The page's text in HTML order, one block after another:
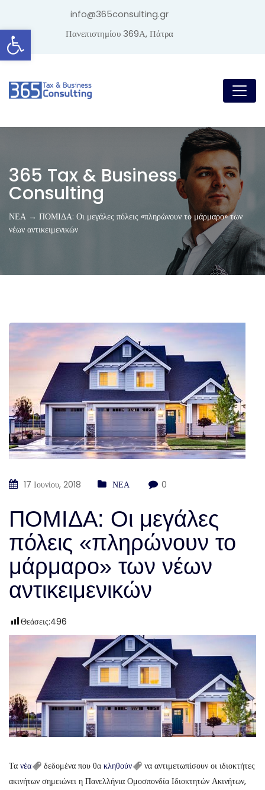
Ανοίξτε τη γραμμή εργαλείων
info@365consulting.gr
Πανεπιστημίου 369Α, Πάτρα
365 Tax & Business
Consulting
ΝΕΑ → ΠΟΜΙΔΑ: Οι μεγάλες πόλεις «πληρώνουν το μάρμαρο» των
νέων αντικειμενικών
17 Ιουνίου, 2018 ΝΕΑ 0
ΠΟΜΙΔΑ: Οι μεγάλες
πόλεις «πληρώνουν το
μάρμαρο» των νέων
αντικειμενικών
Θεάσεις:496
Τα νέα δεδομένα που θα κληθούν
να αντιμετωπίσουν οι ιδιοκτήτες
ακινήτων σημειώνει η Πανελλήνια Ομοσπονδία Ιδιοκτητών Ακινήτων,